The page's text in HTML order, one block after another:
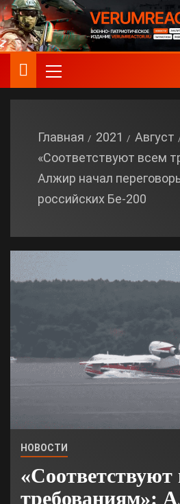
Главная 2021
Август
«Соответствуют всем
Алжир начал
российских Бе-200
НОВОСТИ
«Соответствуют
требованиям»: